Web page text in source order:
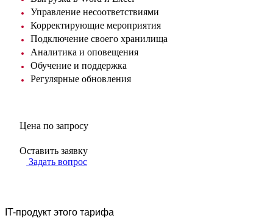
Управление несоответствиями
Корректирующие мероприятия
Подключение своего хранилища
Аналитика и оповещения
Обучение и поддержка
Регулярные обновления
Цена по запросу
Оставить заявку
Задать вопрос
IT-продукт этого тарифа